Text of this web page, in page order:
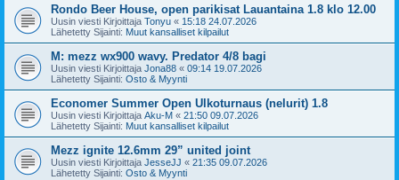
Rondo Beer House, open parikisat Lauantaina 1.8 klo 12.00
Uusin viesti Kirjoittaja Tonyu « 15:18 24.07.2026
Lähetetty Sijainti: Muut kansalliset kilpailut
M: mezz wx900 wavy. Predator 4/8 bagi
Uusin viesti Kirjoittaja Jona88 « 09:14 19.07.2026
Lähetetty Sijainti: Osto & Myynti
Economer Summer Open Ulkoturnaus (nelurit) 1.8
Uusin viesti Kirjoittaja Aku-M « 21:50 09.07.2026
Lähetetty Sijainti: Muut kansalliset kilpailut
Mezz ignite 12.6mm 29” united joint
Uusin viesti Kirjoittaja JesseJJ « 21:35 09.07.2026
Lähetetty Sijainti: Osto & Myynti